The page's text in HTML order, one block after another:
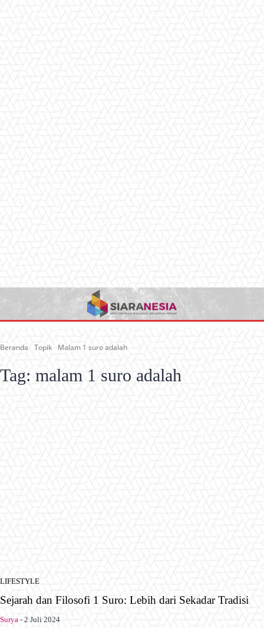
Beranda Topik Malam 1 suro adalah
Tag: malam 1 suro adalah
LIFESTYLE
Sejarah dan Filosofi 1 Suro: Lebih dari Sekadar Tradisi
Surya - 2 Juli 2024